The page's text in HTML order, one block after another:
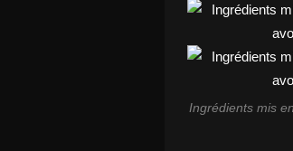
Ingrédients mis